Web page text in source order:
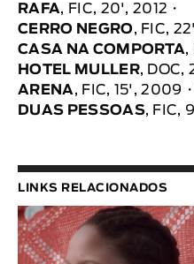
RAFA, FIC, 20', 2012
CERRO NEGRO, FIC,
CASA NA COMPORTA,
HOTEL MULLER, DOC,
ARENA, FIC, 15', 2009
DUAS PESSOAS, FIC,
LINKS RELACIONADOS